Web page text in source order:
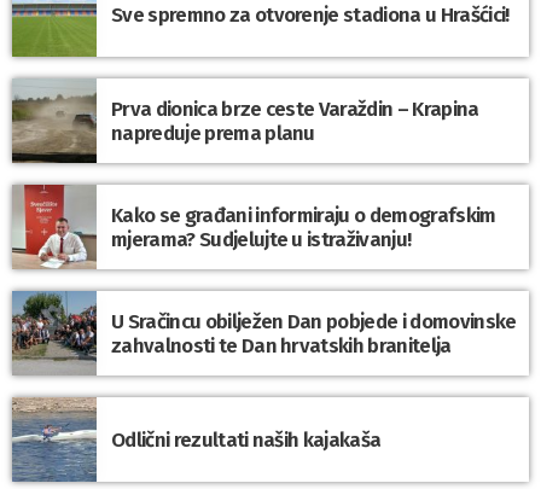
Sve spremno za otvorenje stadiona u Hrašćici!
Prva dionica brze ceste Varaždin – Krapina
napreduje prema planu
Kako se građani informiraju o demografskim
mjerama? Sudjelujte u istraživanju!
U Sračincu obilježen Dan pobjede i domovinske
zahvalnosti te Dan hrvatskih branitelja
Odlični rezultati naših kajakaša